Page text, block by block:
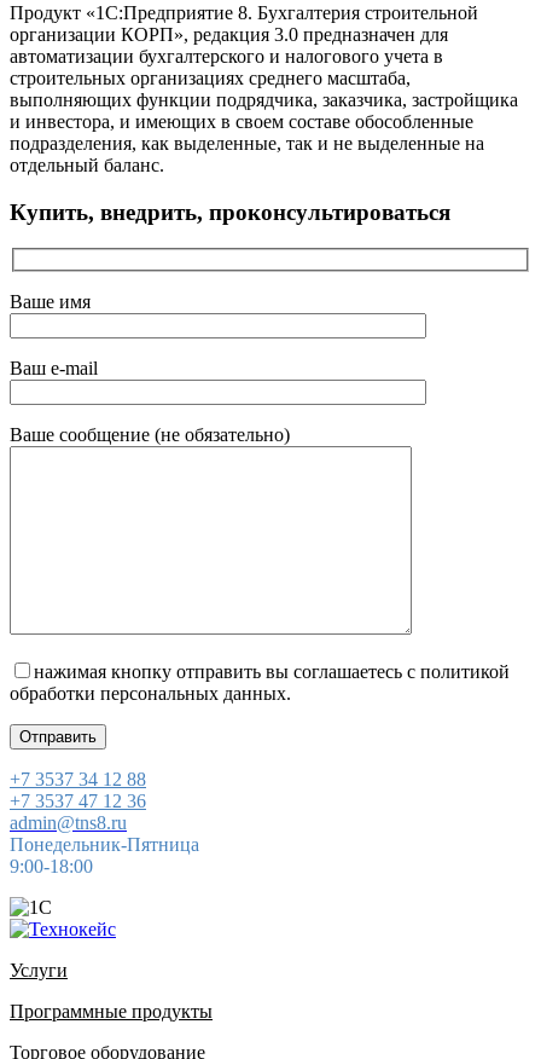
Продукт «1С:Предприятие 8. Бухгалтерия строительной
организации КОРП», редакция 3.0 предназначен для
автоматизации бухгалтерского и налогового учета в
строительных организациях среднего масштаба,
выполняющих функции подрядчика, заказчика, застройщика
и инвестора, и имеющих в своем составе обособленные
подразделения, как выделенные, так и не выделенные на
отдельный баланс.
Купить, внедрить, проконсультироваться
Ваше имя
Ваш e-mail
Ваше сообщение (не обязательно)
нажимая кнопку отправить вы соглашаетесь с политикой
обработки персональных данных.
+7 3537 34 12 88
+7 3537 47 12 36
admin@tns8.ru
Понедельник-Пятница
9:00-18:00
Услуги
Программные продукты
Торговое оборудование